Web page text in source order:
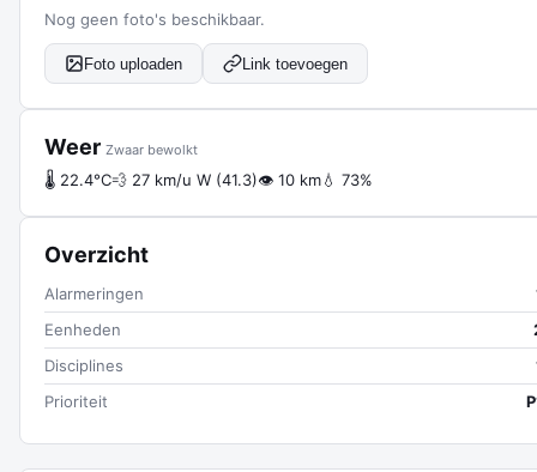
Nog geen foto's beschikbaar.
Foto uploaden Link toevoegen
Weer Zwaar bewolkt
🌡 22.4°C💨 27 km/u W (41.3)👁 10 km💧 73%
Overzicht
Alarmeringen
Eenheden
Disciplines
Prioriteit